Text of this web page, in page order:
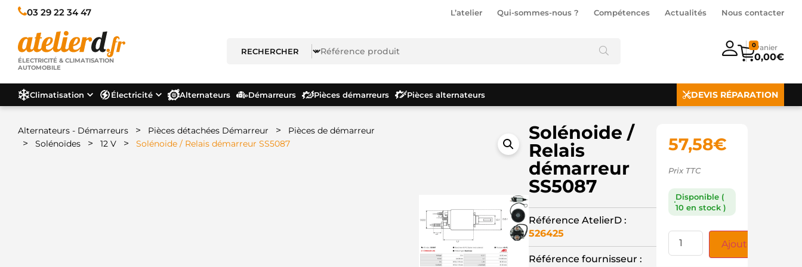
03 29 22 34 47 L’atelier Qui-sommes-nous ? Compétences Actualités Nous contacter
ÉLECTRICITÉ & CLIMATISATION
AUTOMOBILE
0,00€
0
Climatisation Électricité Alternateurs Démarreurs Pièces démarreurs Pièces alternateurs DEVIS RÉPARATION
Alternateurs - Démarreurs > Pièces détachées Démarreur > Pièces de démarreur
> Solénoïdes > 12 V > Solénoide / Relais démarreur SS5087
Solénoide /
Relais
démarreur
SS5087
Référence AtelierD :
526425
Référence fournisseur :
57,58€
Prix TTC
Disponible (
10 en stock )
Ajouter au